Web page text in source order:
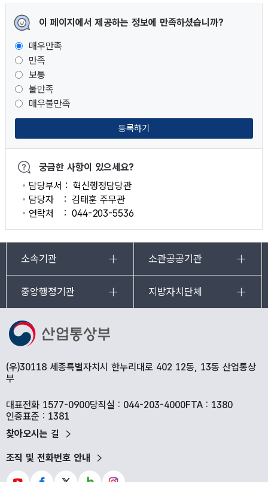
이 페이지에서 제공하는 정보에 만족하셨습니까?
매우만족
만족
보통
불만족
매우불만족
등록하기
궁금한 사항이 있으세요?
담당부서
혁신행정담당관
담당자
김태훈 주무관
연락처
044-203-5536
소속기관 소관공공기관
중앙행정기관 지방자치단체
(우)30118 세종특별자치시 한누리대로 402 12동, 13동 산업통상
부
대표전화 1577-0900당직실 : 044-203-4000FTA : 1380
인증표준 : 1381
찾아오시는 길
조직 및 전화번호 안내